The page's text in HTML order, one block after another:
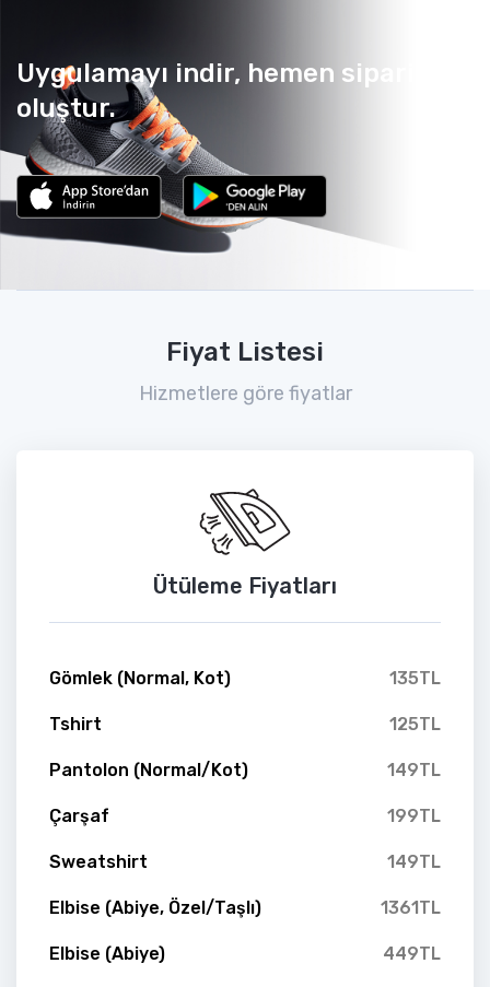
Uygulamayı indir, hemen sipariş
oluştur.
Fiyat Listesi
Hizmetlere göre fiyatlar
Ütüleme Fiyatları
Gömlek (Normal, Kot) 135TL
Tshirt 125TL
Pantolon (Normal/Kot) 149TL
Çarşaf 199TL
Sweatshirt 149TL
Elbise (Abiye, Özel/Taşlı) 1361TL
Elbise (Abiye) 449TL